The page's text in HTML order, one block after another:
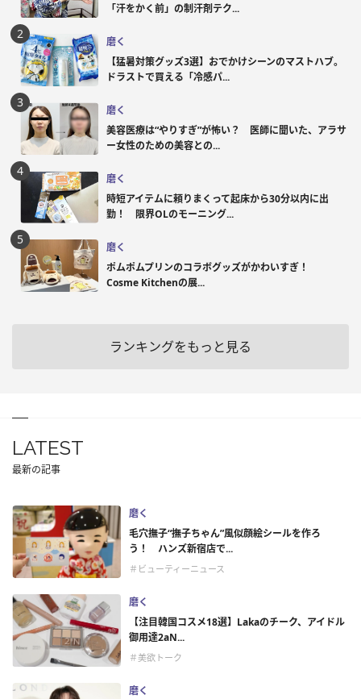
「汗をかく前」の制汗剤テク...
磨く
【猛暑対策グッズ3選】おでかけシーンのマストハブ。
ドラストで買える「冷感パ...
磨く
美容医療は“やりすぎ”が怖い？ 医師に聞いた、アラサ
ー女性のための美容との...
磨く
時短アイテムに頼りまくって起床から30分以内に出
勤！ 限界OLのモーニング...
磨く
ポムポムプリンのコラボグッズがかわいすぎ！
Cosme Kitchenの展...
ランキングをもっと見る
LATEST
最新の記事
磨く
毛穴撫子“撫子ちゃん”風似顔絵シールを作ろ
う！ ハンズ新宿店で...
＃ビューティーニュース
磨く
【注目韓国コスメ18選】Lakaのチーク、アイドル
御用達2aN...
＃美欲トーク
磨く